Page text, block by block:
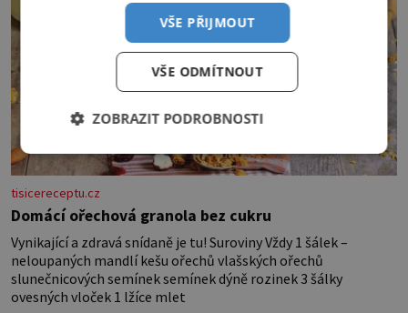
tisicereceptu.cz
Domácí ořechová granola bez cukru
Vynikající a zdravá snídaně je tu! Suroviny Vždy 1 šálek –
neloupaných mandlí kešu ořechů vlašských ořechů
slunečnicových semínek semínek dýně rozinek 3 šálky
ovesných vloček 1 lžíce mlet
VŠE PŘIJMOUT
VŠE ODMÍTNOUT
ZOBRAZIT PODROBNOSTI